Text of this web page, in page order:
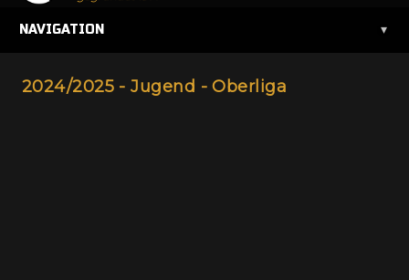
NAVIGATION ▾
2024/2025 - Jugend - Oberliga